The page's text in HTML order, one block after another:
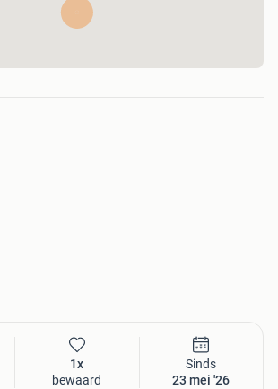
1x
bewaard
Sinds
23 mei '26